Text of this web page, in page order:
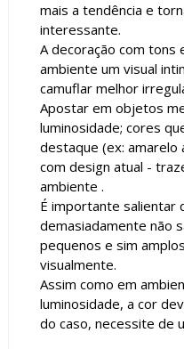
mais a tendência e
interessante.
A decoração com tons
ambiente um visual
camuflar melhor
Apostar em objetos
luminosidade; cores
destaque (ex: amarelo
com design atual -
ambiente .
É importante salientar
demasiadamente não
pequenos e sim
visualmente.
Assim como em
luminosidade, a cor
do caso, necessite de